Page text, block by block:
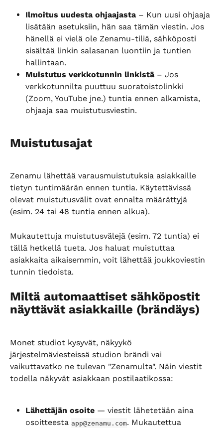
Ilmoitus uudesta ohjaajasta – Kun uusi ohjaaja
lisätään asetuksiin, hän saa tämän viestin. Jos
hänellä ei vielä ole Zenamu-tiliä, sähköposti
sisältää linkin salasanan luontiin ja tuntien
hallintaan.
Muistutus verkkotunnin linkistä – Jos
verkkotunnilta puuttuu suoratoistolinkki
(Zoom, YouTube jne.) tuntia ennen alkamista,
ohjaaja saa muistutusviestin.
Muistutusajat
Zenamu lähettää varausmuistutuksia asiakkaille
tietyn tuntimäärän ennen tuntia. Käytettävissä
olevat muistutusvälit ovat ennalta määrättyjä
(esim. 24 tai 48 tuntia ennen alkua).
Mukautettuja muistutusvälejä (esim. 72 tuntia) ei
tällä hetkellä tueta. Jos haluat muistuttaa
asiakkaita aikaisemmin, voit lähettää joukkoviestin
tunnin tiedoista.
Miltä automaattiset sähköpostit
näyttävät asiakkaille (brändäys)
Monet studiot kysyvät, näkyykö
järjestelmäviesteissä studion brändi vai
vaikuttavatko ne tulevan "Zenamulta". Näin viestit
todella näkyvät asiakkaan postilaatikossa:
Lähettäjän osoite — viestit lähetetään aina
osoitteesta app@zenamu.com. Mukautettua